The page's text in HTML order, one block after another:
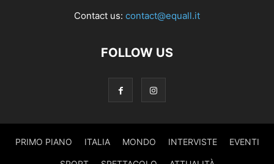
Contact us: contact@equall.it
FOLLOW US
PRIMO PIANO ITALIA MONDO INTERVISTE EVENTI